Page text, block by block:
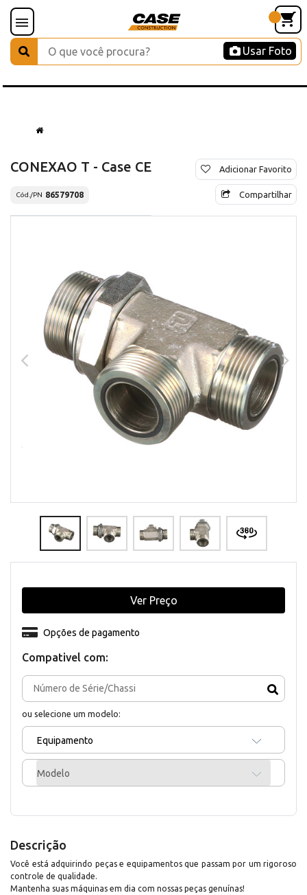
Usar Foto
CONEXAO T - Case CE
Cód./PN 86579708
Adicionar Favorito
Compartilhar
Compativel com:
ou selecione um modelo:
Equipamento
Modelo
Opções de pagamento
Ver Preço
Descrição
Você está adquirindo peças e equipamentos que passam por um rigoroso
controle de qualidade.
Mantenha suas máquinas em dia com nossas peças genuínas!